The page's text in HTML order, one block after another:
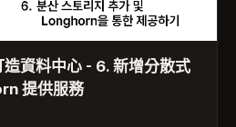
資料中心 - 6. 新增分散式
提供服務